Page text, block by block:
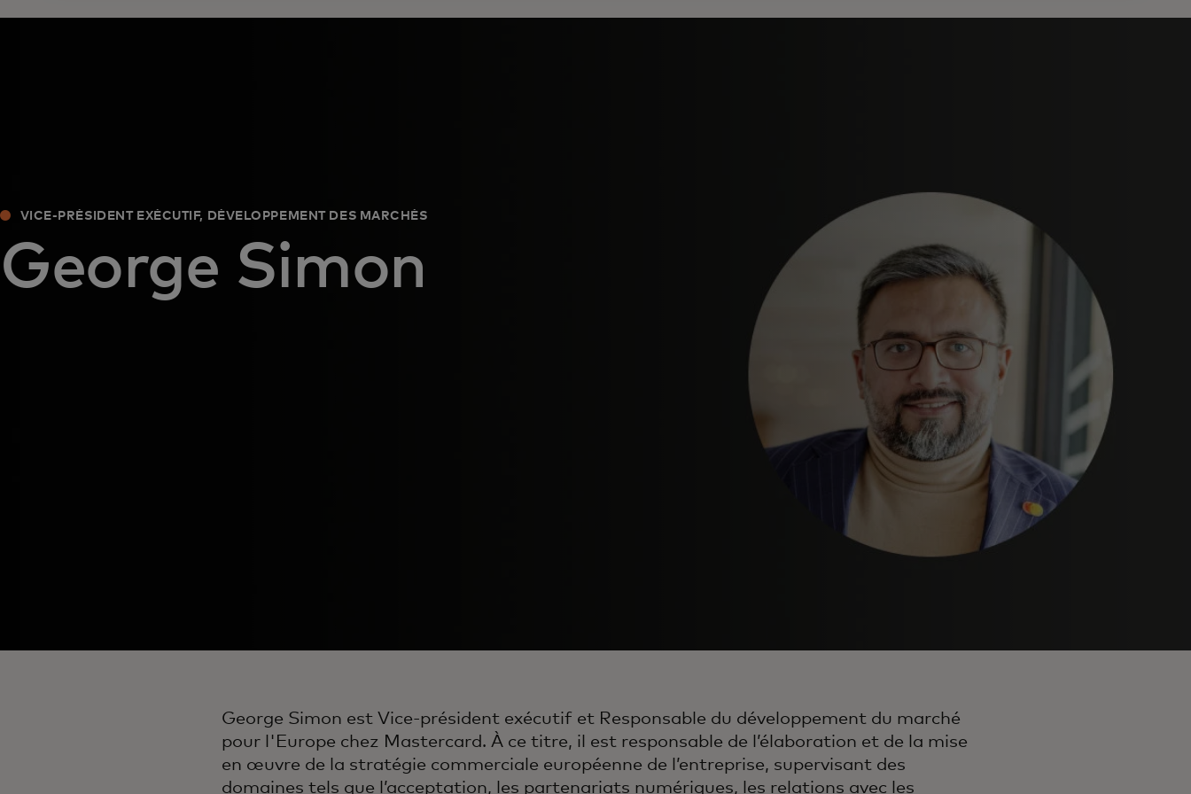
VICE-PRÉSIDENT EXÉCUTIF, DÉVELOPPEMENT DES MARCHÉS
George Simon
George Simon est Vice-président exécutif et Responsable du développement du marché
pour l'Europe chez Mastercard. À ce titre, il est responsable de l’élaboration et de la mise
en œuvre de la stratégie commerciale européenne de l’entreprise, supervisant des
domaines tels que l’acceptation, les partenariats numériques, les relations avec les